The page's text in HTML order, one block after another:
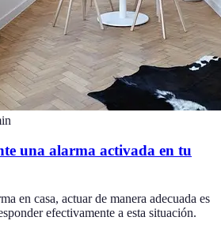
una alarma activada en tu
en casa, actuar de manera adecuada es
efectivamente a esta situación.